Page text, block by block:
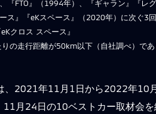
FTO』（1994年）、『ギャラン』『レ
ス』『eKスペース』（2020年）に次ぐ3
クロス スペース』
の走行距離が50km以下（自社調べ）で
2021年11月1日から2022年10
月24日の10ベストカー取材会